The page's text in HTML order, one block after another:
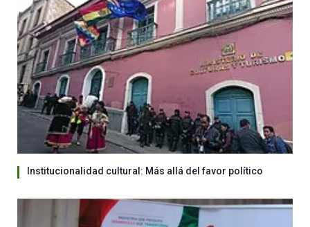
Institucionalidad cultural: Más allá del favor político